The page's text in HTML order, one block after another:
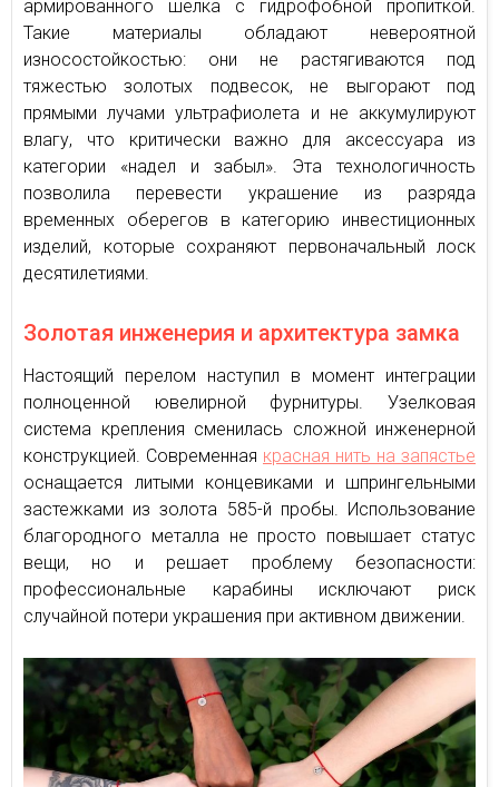
армированного шелка с гидрофобной пропиткой.
Такие материалы обладают невероятной
износостойкостью: они не растягиваются под
тяжестью золотых подвесок, не выгорают под
прямыми лучами ультрафиолета и не аккумулируют
влагу, что критически важно для аксессуара из
категории «надел и забыл». Эта технологичность
позволила перевести украшение из разряда
временных оберегов в категорию инвестиционных
изделий, которые сохраняют первоначальный лоск
десятилетиями.
Золотая инженерия и архитектура замка
Настоящий перелом наступил в момент интеграции
полноценной ювелирной фурнитуры. Узелковая
система крепления сменилась сложной инженерной
конструкцией. Современная красная нить на запястье
оснащается литыми концевиками и шпрингельными
застежками из золота 585-й пробы. Использование
благородного металла не просто повышает статус
вещи, но и решает проблему безопасности:
профессиональные карабины исключают риск
случайной потери украшения при активном движении.